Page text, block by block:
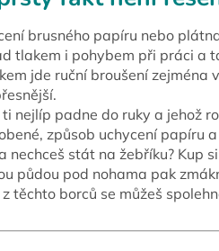
brusného papíru nebo
tlakem i pohybem při práci a
jde ruční broušení zejména
nejlíp padne do ruky a jehož
způsob uchycení papíru
nechceš stát na žebříku? Kup
půdou pod nohama pak
těchto borců se můžeš